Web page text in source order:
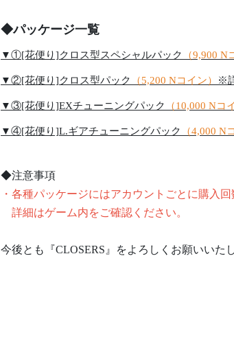
◆パッケージ一覧
▼①[花便り]クロス型スペシャルパック （9,900 N
▼②[花便り]クロス型パック （5,200 Nコイン） ※
▼③[花便り]EXチューニングパック （10,000 Nコ
▼④[花便り]L.ギアチューニングパック （4,000 N
◆注意事項
・各種パッケージにはアカウントごとに購入回
詳細はゲーム内をご確認ください。
今後とも『CLOSERS』をよろしくお願いいた